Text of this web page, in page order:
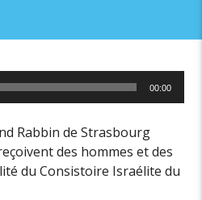
00:00
Rabbin de Strasbourg
des hommes et des
du Consistoire Israélite du